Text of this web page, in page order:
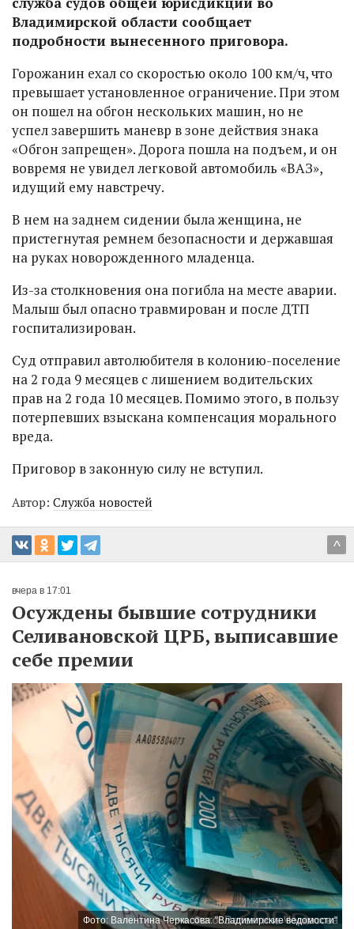
Владимирской области сообщает
подробности вынесенного приговора.
Горожанин ехал со скоростью около 100 км/ч, что
превышает установленное ограничение. При этом
он пошел на обгон нескольких машин, но не
успел завершить маневр в зоне действия знака
«Обгон запрещен». Дорога пошла на подъем, и он
вовремя не увидел легковой автомобиль «ВАЗ»,
идущий ему навстречу.
В нем на заднем сидении была женщина, не
пристегнутая ремнем безопасности и державшая
на руках новорожденного младенца.
Из-за столкновения она погибла на месте аварии.
Малыш был опасно травмирован и после ДТП
госпитализирован.
Суд отправил автолюбителя в колонию-поселение
на 2 года 9 месяцев с лишением водительских
прав на 2 года 10 месяцев. Помимо этого, в пользу
потерпевших взыскана компенсация морального
вреда.
Приговор в законную силу не вступил.
Автор: Служба новостей
^
вчера в 17:01
Осуждены бывшие сотрудники
Селивановской ЦРБ, выписавшие
себе премии
Фото: Валентина Черкасова. "Владимирские ведомости"